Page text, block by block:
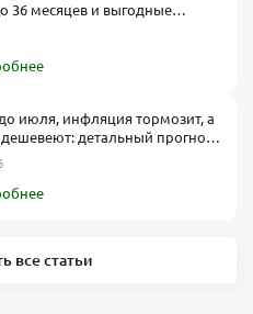
36 месяцев и выгодные
июля, инфляция тормозит, а
детальный прогноз
все статьи